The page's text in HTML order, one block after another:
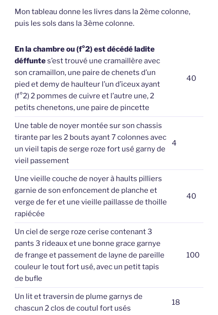
Mon tableau donne les livres dans la 2ème colonne,
puis les sols dans la 3ème colonne.
En la chambre ou (f°2) est décédé ladite
déffuntes’est trouvé une cramaillère avec
son cramaillon, une paire de chenets d’un
pied et demy de haulteur l’un d’iceux ayant
(f°2) 2 pommes de cuivre et l’autre une, 2
petits chenetons, une paire de pincette
40
Une table de noyer montée sur son chassis
tirante par les 2 bouts ayant 7 colonnes avec
un vieil tapis de serge roze fort usé garny de
vieil passement
4
Une vieille couche de noyer à haults pilliers
garnie de son enfoncement de planche et
verge de fer et une vieille paillasse de thoille
rapiécée
40
Un ciel de serge roze cerise contenant 3
pants 3 rideaux et une bonne grace garnye
de frange et passement de layne de pareille
couleur le tout fort usé, avec un petit tapis
de bufle
100
Un lit et traversin de plume garnys de
chascun 2 clos de coutul fort usés
18